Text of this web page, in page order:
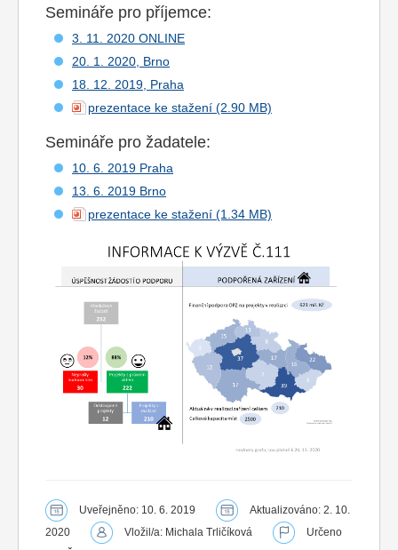
Semináře pro příjemce:
3. 11. 2020 ONLINE
20. 1. 2020, Brno
18. 12. 2019, Praha
prezentace ke stažení
Semináře pro žadatele:
10. 6. 2019 Praha
13. 6. 2019 Brno
prezentace ke stažení
Uveřejněno: 10. 6. 2019
Aktualizováno: 2. 10.
2020
Vložil/a: Michala Trličíková
Určeno